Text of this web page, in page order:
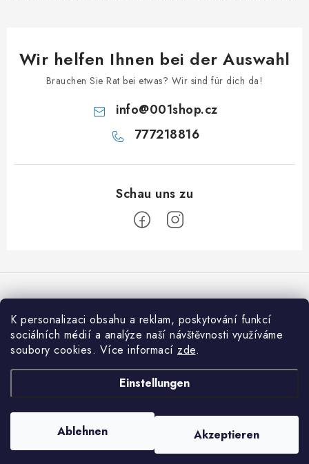
K personalizaci obsahu a reklam, poskytování funkcí
sociálních médií a analýze naší návštěvnosti využíváme
soubory cookies. Více informací zde.
Einstellungen
Ablehnen Akzeptieren
Wir helfen Ihnen bei der Auswahl
Brauchen Sie Rat bei etwas? Wir sind für dich da!
info@001shop.cz
777218816
ß
Wir akzeptieren online-Zahlungen
Obchodní podmínky
Podmínky ochrany osobních údajůErstellt von Shoptet
001shop.cz - Vitamíny a kosmetika Praha 1. Alle Rechte
vorbehalten.
Cookie-Einstellungen ändern